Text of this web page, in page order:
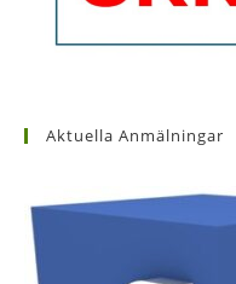
Aktuella Anmälningar